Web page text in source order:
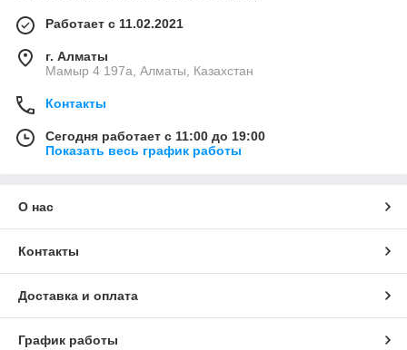
Работает с 11.02.2021
г. Алматы
Мамыр 4 197а, Алматы, Казахстан
Контакты
Сегодня работает с 11:00 до 19:00
Показать весь график работы
О нас
Контакты
Доставка и оплата
График работы